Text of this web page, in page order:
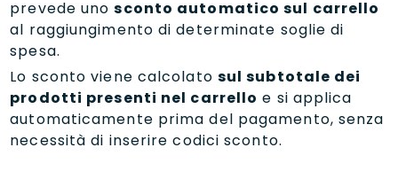
prevede unosconto automatico sul carrello
al raggiungimento di determinate soglie di
spesa.
Lo sconto viene calcolato sul subtotale dei
prodotti presenti nel carrello e si applica
automaticamente prima del pagamento, senza
necessità di inserire codici sconto.